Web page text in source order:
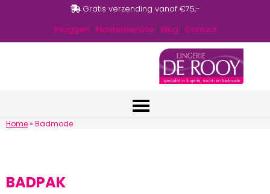
Gratis verzending vanaf €75,-
Inloggen | Klantenservice | Blog | Contact
Home» Badmode
BADPAK